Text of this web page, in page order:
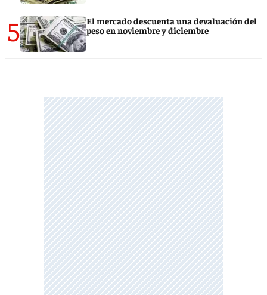
5
El mercado descuenta una devaluación del
peso en noviembre y diciembre